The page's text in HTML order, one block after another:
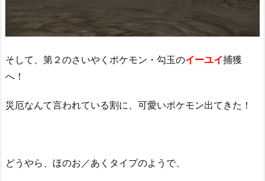
そして、第２のさいやくポケモン・勾玉のイーユイ捕獲
へ！
災厄なんて言われている割に、可愛いポケモン出てきた！
どうやら、ほのお／あくタイプのようで、